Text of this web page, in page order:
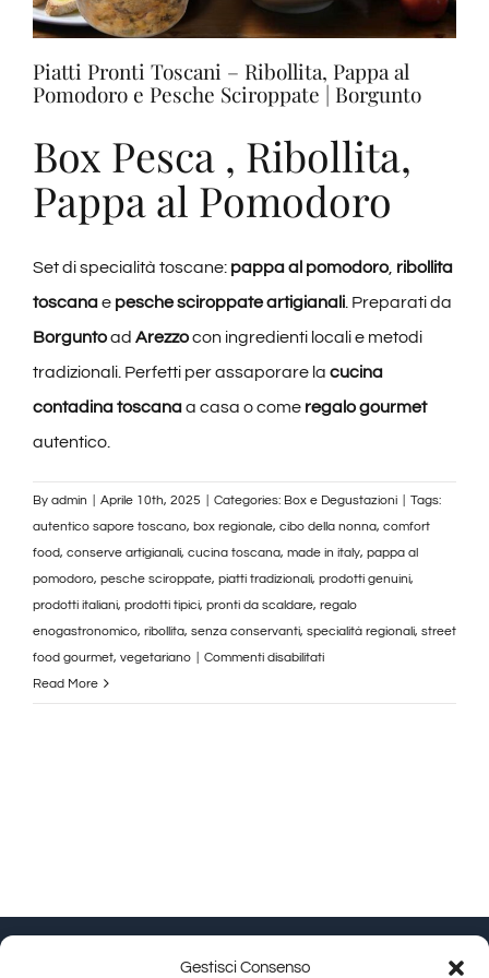
Gestisci Consenso
Degustazioni
Servizi
Piatti Pronti Toscani – Ribollita, Pappa al
Pomodoro e Pesche Sciroppate | Borgunto
Box Pesca , Ribollita,
Pappa al Pomodoro
Set di specialità toscane: pappa al pomodoro, ribollita
toscanae pesche sciroppate artigianali. Preparati da
Borguntoad Arezzocon ingredienti locali e metodi
tradizionali. Perfetti per assaporare la cucina
contadina toscanaa casa o come regalo gourmet
autentico.
By admin Aprile 10th, 2025 Categories: Box e Degustazioni
Tags:
autentico sapore toscano, box regionale, cibo della nonna, comfort
food, conserve artigianali, cucina toscana, made in italy, pappa al
pomodoro, pesche sciroppate, piatti tradizionali, prodotti genuini,
prodotti italiani, prodotti tipici, pronti da scaldare, regalo
enogastronomico, ribollita, senza conservanti, specialità regionali, street
food gourmet, vegetariano Commenti disabilitatisu
Pronti
Pesche
Read More